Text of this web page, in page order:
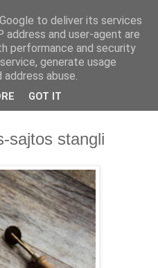
sajtos stangli
to deliver its services
address and user-agent are
performance and security
generate usage
abuse.
GOT IT